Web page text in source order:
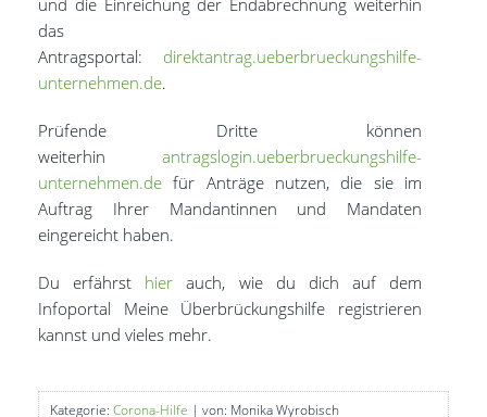
und die Einreichung der Endabrechnung weiterhin
das
Antragsportal: direktantrag.ueberbrueckungshilfe-
unternehmen.de.
Prüfende Dritte können
weiterhin antragslogin.ueberbrueckungshilfe-
unternehmen.de für Anträge nutzen, die sie im
Auftrag Ihrer Mandantinnen und Mandaten
eingereicht haben.
Du erfährst hier auch, wie du dich auf dem
Infoportal Meine Überbrückungshilfe registrieren
kannst und vieles mehr.
Kategorie: Corona-Hilfe | von: Monika Wyrobisch